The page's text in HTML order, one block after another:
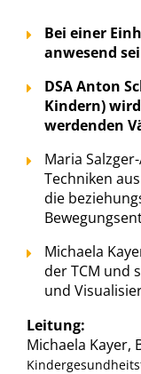
Bei einer
anwesend
DSA Anton
Kindern)
werdenden
Maria
Techniken
die
Michaela
der TCM und
und
Leitung:
Michaela Kayer,